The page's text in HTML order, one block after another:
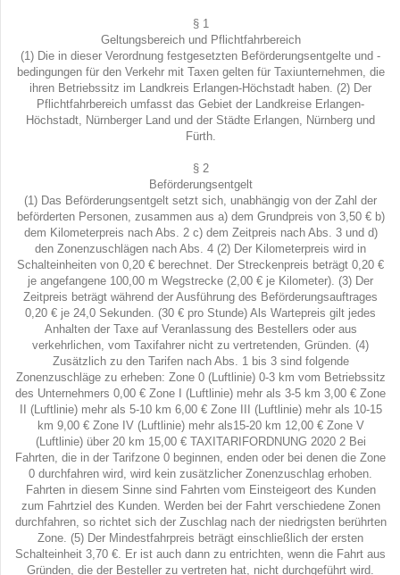
§ 1
Geltungsbereich und Pflichtfahrbereich
(1) Die in dieser Verordnung festgesetzten Beförderungsentgelte und -
bedingungen für den Verkehr mit Taxen gelten für Taxiunternehmen, die
ihren Betriebssitz im Landkreis Erlangen-Höchstadt haben. (2) Der
Pflichtfahrbereich umfasst das Gebiet der Landkreise Erlangen-
Höchstadt, Nürnberger Land und der Städte Erlangen, Nürnberg und
Fürth.
§ 2
Beförderungsentgelt
(1) Das Beförderungsentgelt setzt sich, unabhängig von der Zahl der
beförderten Personen, zusammen aus a) dem Grundpreis von 3,50 € b)
dem Kilometerpreis nach Abs. 2 c) dem Zeitpreis nach Abs. 3 und d)
den Zonenzuschlägen nach Abs. 4 (2) Der Kilometerpreis wird in
Schalteinheiten von 0,20 € berechnet. Der Streckenpreis beträgt 0,20 €
je angefangene 100,00 m Wegstrecke (2,00 € je Kilometer). (3) Der
Zeitpreis beträgt während der Ausführung des Beförderungsauftrages
0,20 € je 24,0 Sekunden. (30 € pro Stunde) Als Wartepreis gilt jedes
Anhalten der Taxe auf Veranlassung des Bestellers oder aus
verkehrlichen, vom Taxifahrer nicht zu vertretenden, Gründen. (4)
Zusätzlich zu den Tarifen nach Abs. 1 bis 3 sind folgende
Zonenzuschläge zu erheben: Zone 0 (Luftlinie) 0-3 km vom Betriebssitz
des Unternehmers 0,00 € Zone I (Luftlinie) mehr als 3-5 km 3,00 € Zone
II (Luftlinie) mehr als 5-10 km 6,00 € Zone III (Luftlinie) mehr als 10-15
km 9,00 € Zone IV (Luftlinie) mehr als15-20 km 12,00 € Zone V
(Luftlinie) über 20 km 15,00 € TAXITARIFORDNUNG 2020 2 Bei
Fahrten, die in der Tarifzone 0 beginnen, enden oder bei denen die Zone
0 durchfahren wird, wird kein zusätzlicher Zonenzuschlag erhoben.
Fahrten in diesem Sinne sind Fahrten vom Einsteigeort des Kunden
zum Fahrtziel des Kunden. Werden bei der Fahrt verschiedene Zonen
durchfahren, so richtet sich der Zuschlag nach der niedrigsten berührten
Zone. (5) Der Mindestfahrpreis beträgt einschließlich der ersten
Schalteinheit 3,70 €. Er ist auch dann zu entrichten, wenn die Fahrt aus
Gründen, die der Besteller zu vertreten hat, nicht durchgeführt wird.